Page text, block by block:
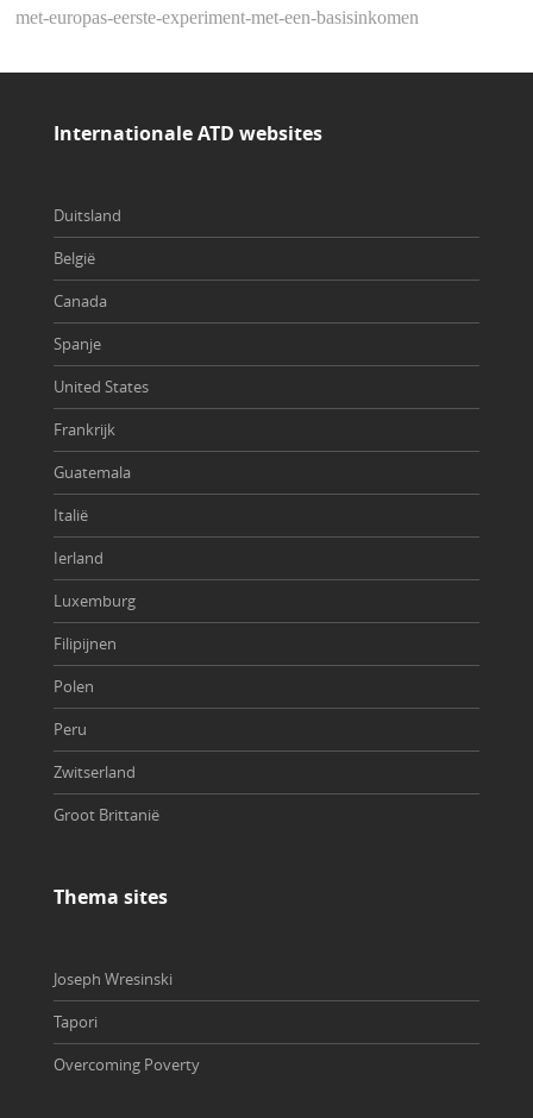
met-europas-eerste-experiment-met-een-basisinkomen
Internationale ATD websites
Duitsland
België
Canada
Spanje
United States
Frankrijk
Guatemala
Italië
Ierland
Luxemburg
Filipijnen
Polen
Peru
Zwitserland
Groot Brittanië
Thema sites
Joseph Wresinski
Tapori
Overcoming Poverty